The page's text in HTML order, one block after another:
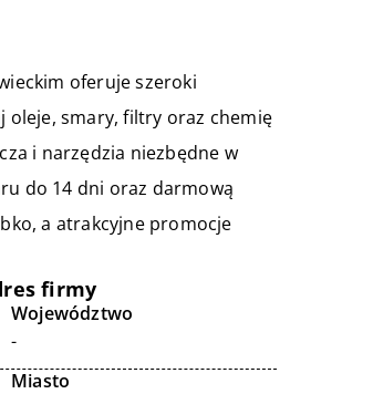
oferuje szeroki
oleje, smary, filtry oraz chemię
i narzędzia niezbędne w
do 14 dni oraz darmową
a atrakcyjne promocje
firmy
Województwo
-
Miasto